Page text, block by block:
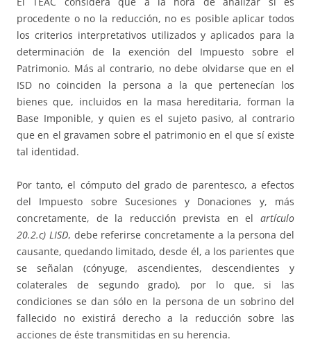
procedente o no la reducción, no es posible aplicar todos
los criterios interpretativos utilizados y aplicados para la
determinación de la exención del Impuesto sobre el
Patrimonio. Más al contrario, no debe olvidarse que en el
ISD no coinciden la persona a la que pertenecían los
bienes que, incluidos en la masa hereditaria, forman la
Base Imponible, y quien es el sujeto pasivo, al contrario
que en el gravamen sobre el patrimonio en el que sí existe
tal identidad.
Por tanto, el cómputo del grado de parentesco, a efectos
del Impuesto sobre Sucesiones y Donaciones y, más
concretamente, de la reducción prevista en el artículo
20.2.c) LISD, debe referirse concretamente a la persona del
causante, quedando limitado, desde él, a los parientes que
se señalan (cónyuge, ascendientes, descendientes y
colaterales de segundo grado), por lo que, si las
condiciones se dan sólo en la persona de un sobrino del
fallecido no existirá derecho a la reducción sobre las
acciones de éste transmitidas en su herencia.